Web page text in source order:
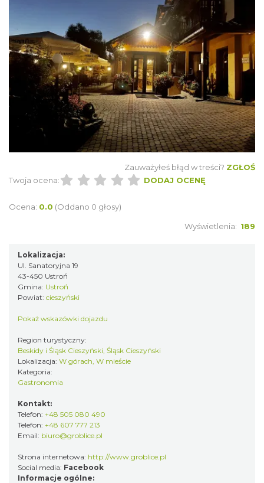
Zauważyłeś błąd w treści? ZGŁOŚ
Twoja ocena:
DODAJ OCENĘ
Ocena: 0.0 (Oddano 0 głosy)
Wyświetlenia: 189
Lokalizacja:
Ul. Sanatoryjna 19
43-450 Ustroń
Gmina: Ustroń
Powiat: cieszyński
Pokaż wskazówki dojazdu
Region turystyczny:
Beskidy i Śląsk Cieszyński, Śląsk Cieszyński
Lokalizacja: W górach, W mieście
Kategoria:
Gastronomia
Kontakt:
Telefon: +48 505 080 490
Telefon: +48 607 777 213
Email: biuro@groblice.pl
Strona internetowa: http://www.groblice.pl
Social media: Facebook
Informacje ogólne: